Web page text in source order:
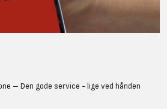
– Den gode service - lige ved hånden